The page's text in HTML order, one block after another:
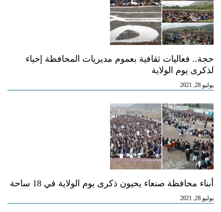
حجة.. فعاليات ثقافية بعموم مديريات المحافظة إحياء
لذكرى يوم الولاية
يوليو 28, 2021
أبناء محافظة صنعاء يحيون ذكرى يوم الولاية في 18 ساحة
يوليو 28, 2021